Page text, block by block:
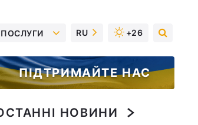
ПОСЛУГИ RU +26
ПІДТРИМАЙТЕ НАС
НОВИНИ